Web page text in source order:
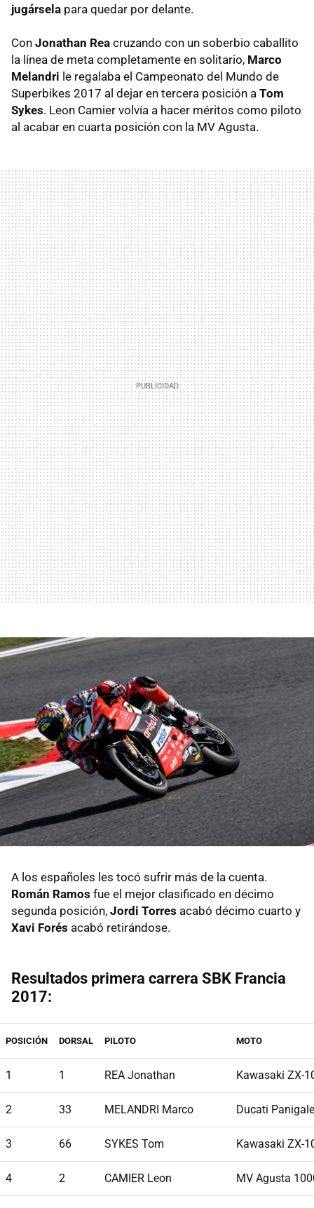
jugársela para quedar por delante.
Con Jonathan Rea cruzando con un soberbio caballito
la línea de meta completamente en solitario, Marco
Melandri le regalaba el Campeonato del Mundo de
Superbikes 2017 al dejar en tercera posición a Tom
Sykes. Leon Camier volvía a hacer méritos como piloto
al acabar en cuarta posición con la MV Agusta.
A los españoles les tocó sufrir más de la cuenta.
Román Ramos fue el mejor clasificado en décimo
segunda posición, Jordi Torres acabó décimo cuarto y
Xavi Forés acabó retirándose.
Resultados primera carrera SBK Francia
2017:
POSICIÓN DORSAL PILOTO MOTO
1 1 REA Jonathan Kawasaki ZX-
2 33 MELANDRI Marco Ducati
3 66 SYKES Tom Kawasaki ZX-
4 2 CAMIER Leon MV Agusta